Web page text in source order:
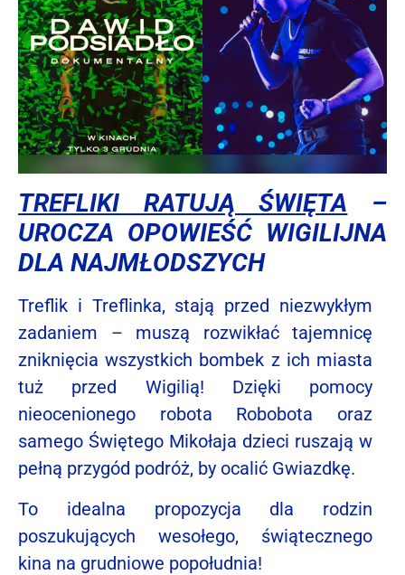
TREFLIKI RATUJĄ ŚWIĘTA –
UROCZA OPOWIEŚĆ WIGILIJNA
DLA NAJMŁODSZYCH
Treflik i Treflinka, stają przed niezwykłym
zadaniem – muszą rozwikłać tajemnicę
zniknięcia wszystkich bombek z ich miasta
tuż przed Wigilią! Dzięki pomocy
nieocenionego robota Robobota oraz
samego Świętego Mikołaja dzieci ruszają w
pełną przygód podróż, by ocalić Gwiazdkę.
To idealna propozycja dla rodzin
poszukujących wesołego, świątecznego
kina na grudniowe popołudnia!